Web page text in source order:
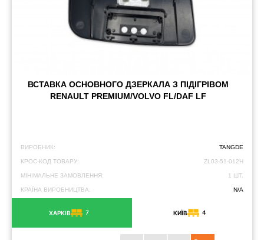
ВСТАВКА ОСНОВНОГО ДЗЕРКАЛА З ПІДІГРІВОМ
RENAULT PREMIUM/VOLVO FL/DAF LF
ВИРОБНИК: TANGDE
КРОС-КОД ТОВАРУ: ZL03-51-012H
МІНІМАЛЬНЕ ЗАМОВЛЕННЯ: 1 ШТ.
КРАЇНА ВИРОБНИЦТВА: N/A
ХАРКІВ 7 КИЇВ 4